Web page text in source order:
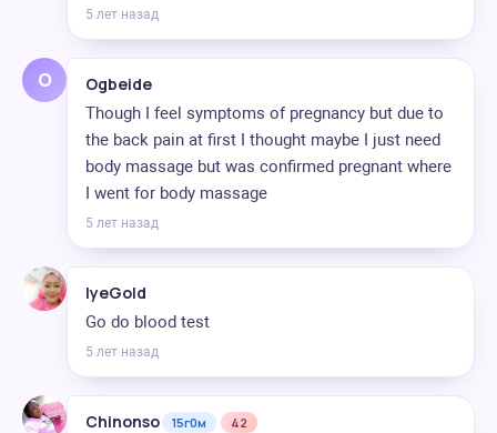
5 лет назад
O Ogbeide
Though I feel symptoms of pregnancy but due to
the back pain at first I thought maybe I just need
body massage but was confirmed pregnant where
I went for body massage
5 лет назад
IyeGold
Go do blood test
5 лет назад
Chinonso 15г0м 42